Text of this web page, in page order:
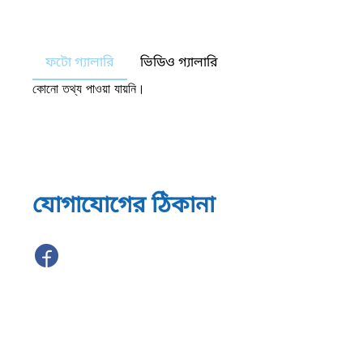
ফটো গ্যালারি ভিডিও গ্যালারি
কোনো তথ্য পাওয়া যায়নি।
যোগাযোগের ঠিকানা